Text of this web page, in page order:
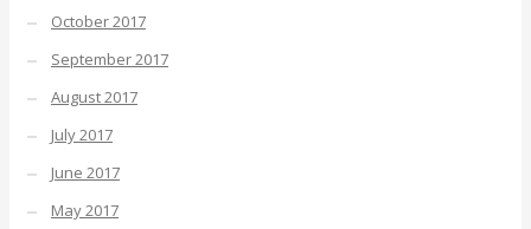
October 2017
September 2017
August 2017
July 2017
June 2017
May 2017